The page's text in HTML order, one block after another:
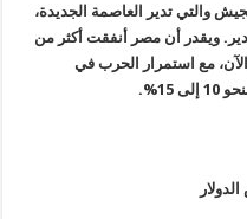
والتي تدير العاصمة الجديدة،
ويقدر أن مصر أنفقت أكثر من
الآن، مع استمرار الحرب في
15
%.